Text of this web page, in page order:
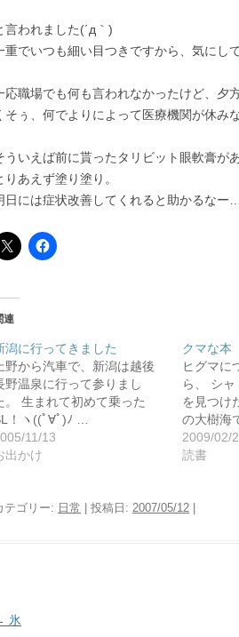
言われました(´д｀)
重でいつも細い目つきですから、気にし
応職場でも何も言われなかったけど、夕
そぅ、何でよりによって医療機関が休み
ういえば前に貰ったタリビット眼軟膏が
りあえず塗り塗り。
日には症状改善してくれると助かるなー…
連
潟に行ってきました
上野から汽車で、新潟は越後
野温泉に行って参りまし
。 生まれて初めて乗った
！ヽ((ﾟ∀ﾟ)ﾉ …
11/13
出かけ
クマな本
ヒグマに
ら、 シ
を見つけ
の大樹海
2009/02/
読書
テゴリー: 日常 | 投稿日: 2007/05/12
氷